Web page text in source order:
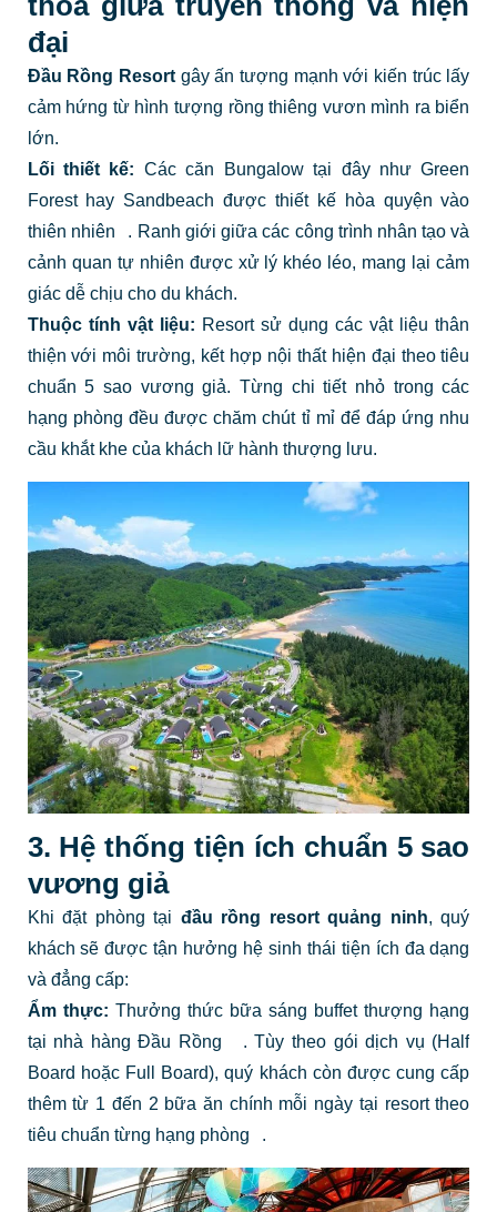
đại
Đầu Rồng Resortgây ấn tượng mạnh với kiến trúc lấy
cảm hứng từ hình tượng rồng thiêng vươn mình ra biển
lớn.
Lối thiết kế: Các căn Bungalow tại đây như Green
Forest hay Sandbeach được thiết kế hòa quyện vào
thiên nhiên
. Ranh giới giữa các công trình nhân tạo và
cảnh quan tự nhiên được xử lý khéo léo, mang lại cảm
giác dễ chịu cho du khách.
Thuộc tính vật liệu: Resort sử dụng các vật liệu thân
thiện với môi trường, kết hợp nội thất hiện đại theo tiêu
chuẩn 5 sao vương giả. Từng chi tiết nhỏ trong các
hạng phòng đều được chăm chút tỉ mỉ để đáp ứng nhu
cầu khắt khe của khách lữ hành thượng lưu.
3. Hệ thống tiện ích chuẩn 5 sao
vương giả
Khi đặt phòng tại đầu rồng resort quảng ninh, quý
khách sẽ được tận hưởng hệ sinh thái tiện ích đa dạng
và đẳng cấp:
Ẩm thực: Thưởng thức bữa sáng buffet thượng hạng
tại nhà hàng Đầu Rồng
.Tùy theo gói dịch vụ (Half
Board hoặc Full Board), quý khách còn được cung cấp
thêm từ 1 đến 2 bữa ăn chính mỗi ngày tại resort theo
tiêu chuẩn từng hạng phòng
.